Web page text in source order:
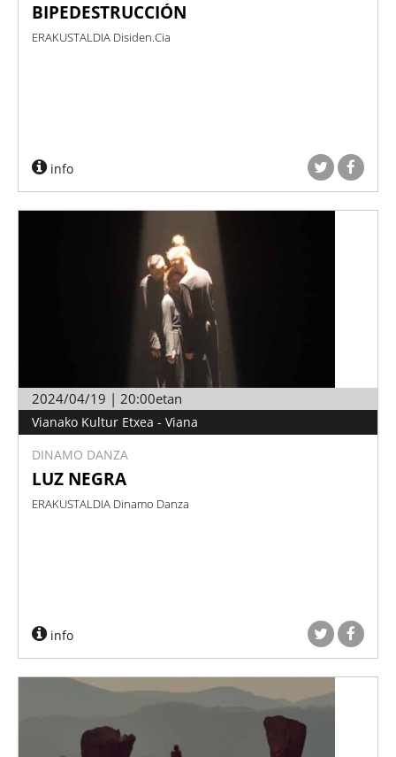
BIPEDESTRUCCIÓN
ERAKUSTALDIA Disiden.Cia
info
2024/04/19 | 20:00etan
Vianako Kultur Etxea - Viana
DINAMO DANZA
LUZ NEGRA
ERAKUSTALDIA Dinamo Danza
info